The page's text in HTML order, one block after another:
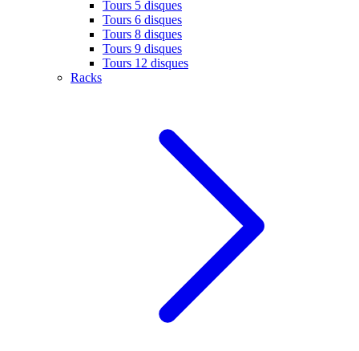
Tours 5 disques
Tours 6 disques
Tours 8 disques
Tours 9 disques
Tours 12 disques
Racks